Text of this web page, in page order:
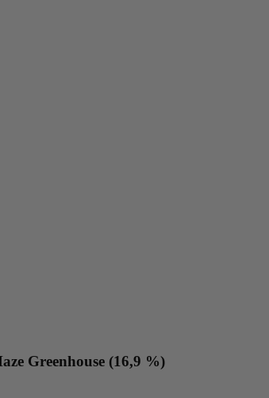
Greenhouse (16,9 %)